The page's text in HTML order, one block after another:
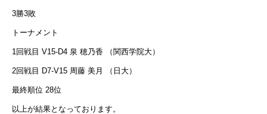
3勝3敗
トーナメント
1回戦目 V15-D4 泉 穂乃香 （関西学院大）
2回戦目 D7-V15 周藤 美月 （日大）
最終順位 28位
以上が結果となっております。